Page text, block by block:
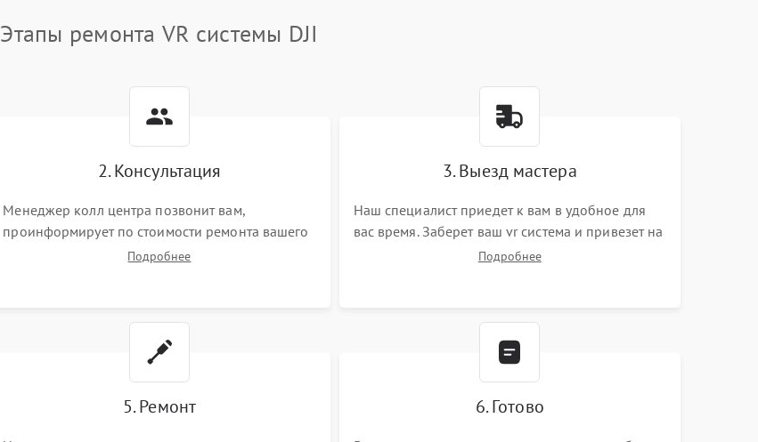
Этапы ремонта VR системы DJI
2. Консультация
Менеджер колл центра позвонит вам,
проинформирует по стоимости ремонта вашего
vr системы а также ответит на все ваши вопросы.
Подробнее
3. Выезд мастера
Наш специалист приедет к вам в удобное для
вас время. Заберет ваш vr система и привезет на
склад для диагностики.Подробнее
5. Ремонт 6. Готово